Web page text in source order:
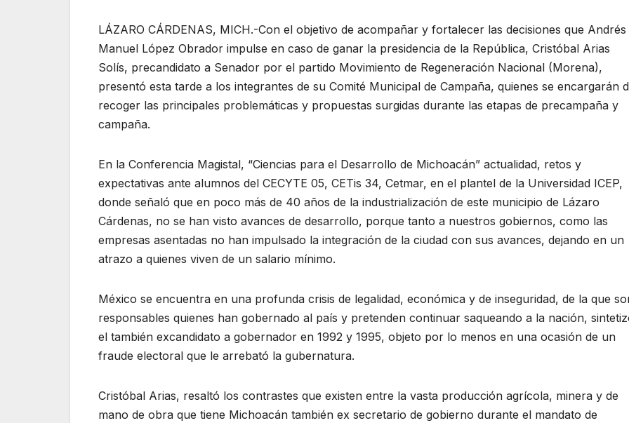
LÁZARO CÁRDENAS, MICH.-Con el objetivo de acompañar y fortalecer las decisiones que Andrés
Manuel López Obrador impulse en caso de ganar la presidencia de la República, Cristóbal Arias
Solís, precandidato a Senador por el partido Movimiento de Regeneración Nacional (Morena),
presentó esta tarde a los integrantes de su Comité Municipal de Campaña, quienes se encargarán
recoger las principales problemáticas y propuestas surgidas durante las etapas de precampaña y
campaña.
En la Conferencia Magistal, “Ciencias para el Desarrollo de Michoacán” actualidad, retos y
expectativas ante alumnos del CECYTE 05, CETis 34, Cetmar, en el plantel de la Universidad ICEP,
donde señaló que en poco más de 40 años de la industrialización de este municipio de Lázaro
Cárdenas, no se han visto avances de desarrollo, porque tanto a nuestros gobiernos, como las
empresas asentadas no han impulsado la integración de la ciudad con sus avances, dejando en un
atrazo a quienes viven de un salario mínimo.
México se encuentra en una profunda crisis de legalidad, económica y de inseguridad, de la que
responsables quienes han gobernado al país y pretenden continuar saqueando a la nación,
el también excandidato a gobernador en 1992 y 1995, objeto por lo menos en una ocasión de un
fraude electoral que le arrebató la gubernatura.
Cristóbal Arias, resaltó los contrastes que existen entre la vasta producción agrícola, minera y de
mano de obra que tiene Michoacán también ex secretario de gobierno durante el mandato de